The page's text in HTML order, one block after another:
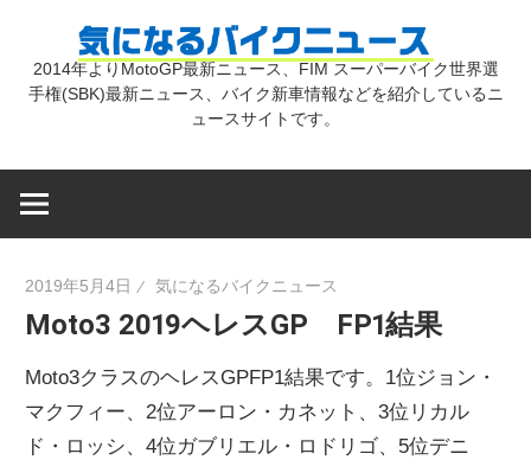
気
イ
2014年よりMotoGP最新ニュース、FIM スーパーバイク世界選
手権(SBK)最新ニュース、バイク新車情報などを紹介しているニ
ュースサイトです。
2019年5月4日 気になるバイクニュース
Moto3 2019ヘレスGP FP1結果
Moto3クラスのヘレスGPFP1結果です。1位ジョン・
マクフィー、2位アーロン・カネット、3位リカル
ド・ロッシ、4位ガブリエル・ロドリゴ、5位デニ